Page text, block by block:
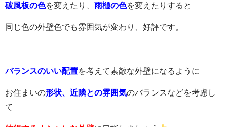
破風板の色を変えたり、 雨樋の色を変えたりすると
同じ色の外壁色でも雰囲気が変わり、好評です。
バランスのいい配置を考えて素敵な外壁になるように
お住まいの形状、近隣との雰囲気のバランスなどを考慮し
て